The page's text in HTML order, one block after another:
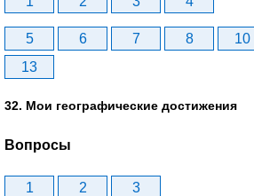
5 6 7 8 10
13
32. Мои географические достижения
Вопросы
1 2 3